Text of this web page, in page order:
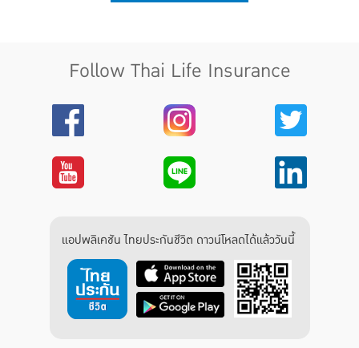
Follow Thai Life Insurance
แอปพลิเคชัน ไทยประกันชีวิต ดาวน์โหลดได้แล้ววันนี้